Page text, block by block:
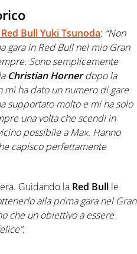
Red BullYuki Tsunoda: “Non
gara in Red Bull nel mio Gran
Sono semplicemente
Christian Hornerdopo la
ha dato un numero di gare
supportato molto e mi ha solo
una volta che scendi in
possibile a Max. Hanno
capisco perfettamente
Guidando la Red Bull le
alla prima gara nel Gran
che un obiettivo a essere
.